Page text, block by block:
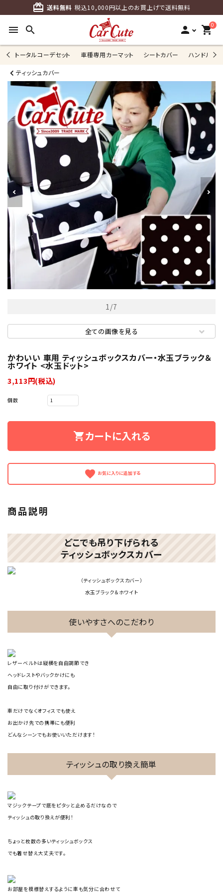
card_giftcard 送料無料 税込10,000円以上のお買上げで送料無料
menu search person 0
shopping_cart
トータルコーデセット 車種専用カーマット シートカバー ハンドルカ
ティッシュカバー
1/7
全ての画像を見る
かわいい 車用 ティッシュボックスカバー・水玉ブラック＆
ホワイト <水玉ドット>
3,113円(税込)
個数
shopping_cartカートに入れる
favorite
商品説明
どこでも吊り下げられる
ティッシュボックスカバー
（ティッシュボックスカバー）
水玉ブラック＆ホワイト
使いやすさへのこだわり
レザーベルトは縦横を自由調節でき
ヘッドレストやバックかけにも
自由に取り付けができます。
車だけでなくオフィスでも使え
お出かけ先での携帯にも便利
どんなシーンでもお使いいただけます！
ティッシュの取り換え簡単
マジックテープで底をピタッと止めるだけなので
ティッシュの取り換えが便利！
ちょっと枚数の多いティッシュボックス
でも着せ替え大丈夫です。
お部屋を模様替えするように車も気分に合わせて